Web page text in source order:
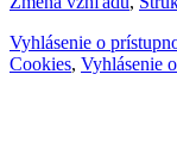
Vyhlásenie o
Cookies, Vyhlásenie